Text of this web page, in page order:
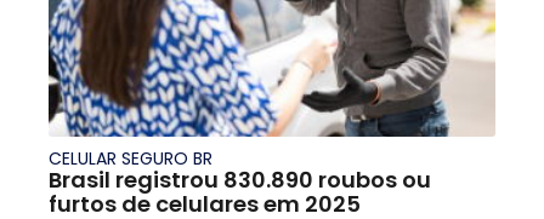
CELULAR SEGURO BR
Brasil registrou 830.890 roubos ou
furtos de celulares em 2025